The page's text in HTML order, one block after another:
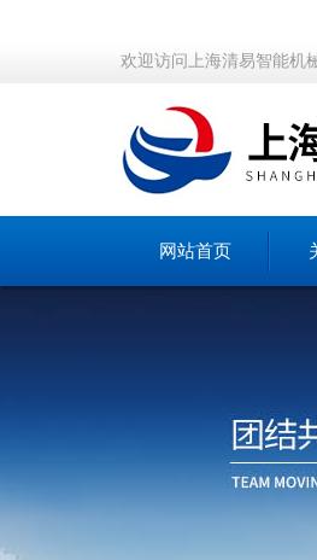
欢迎访问上海清易智能机
网站首页